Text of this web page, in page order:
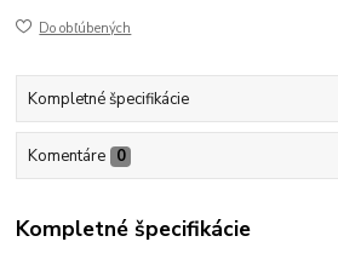
Do obľúbených
Kompletné špecifikácie
Komentáre 0
Kompletné špecifikácie